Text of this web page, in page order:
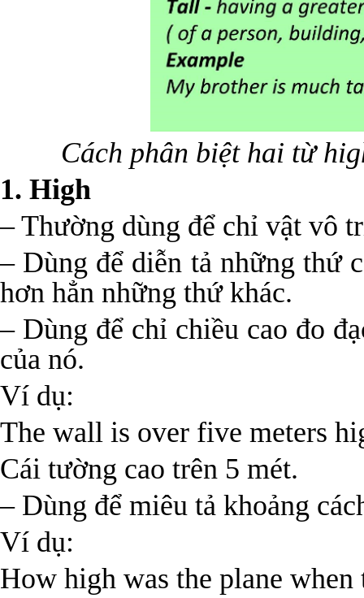
Cách phân biệt hai từ
1. High
– Thường dùng để chỉ vật vô
– Dùng để diễn tả những thứ
hơn hẳn những thứ khác.
– Dùng để chỉ chiều cao đo
của nó.
Ví dụ:
The wall is over five meters
Cái tường cao trên 5 mét.
– Dùng để miêu tả khoảng
Ví dụ:
How high was the plane when